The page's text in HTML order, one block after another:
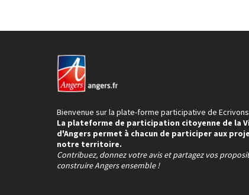
Bienvenue sur la plate-forme participative de
La plateforme de participation citoyenne de la
d'Angers permet à chacun de participer aux
notre territoire.
Contribuez, donnez votre avis et partagez vos
construire Angers ensemble !